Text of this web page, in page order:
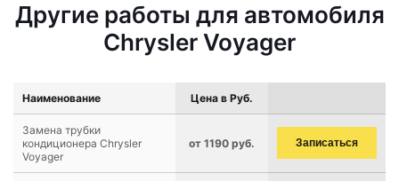
Другие работы для автомобиля
Chrysler Voyager
Наименование Цена в Руб.
Замена трубки
кондиционера Chrysler
Voyager
от 1190 руб. Записаться